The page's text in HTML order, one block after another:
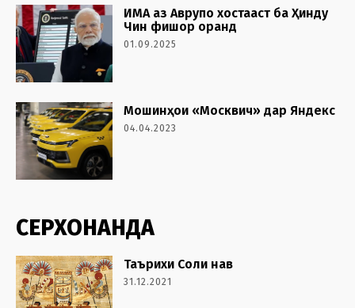
ИМА аз Аврупо хостааст ба Ҳинду
Чин фишор оранд
01.09.2025
Мошинҳои «Москвич» дар Яндекс
04.04.2023
СЕРХОНАНДА
Таърихи Соли нав
31.12.2021